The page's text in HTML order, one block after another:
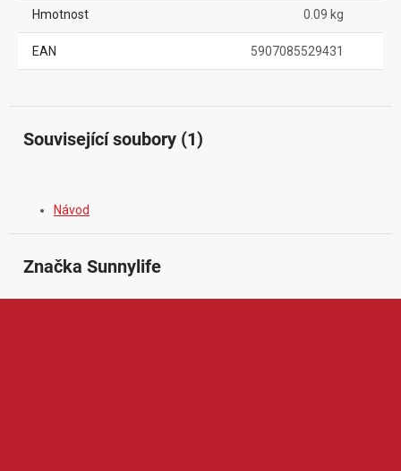
Hmotnost 0.09 kg
EAN 5907085529431
Související soubory (1)
Návod
Značka Sunnylife